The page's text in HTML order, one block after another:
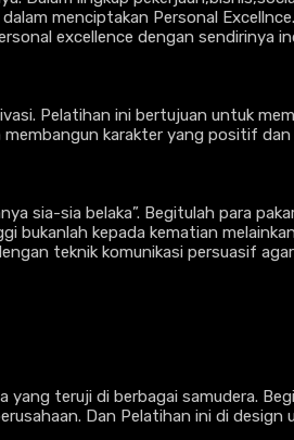
menciptakan Personal
excellence dengan sendirinya
Pelatihan ini bertujuan untuk
karakter yang positif
sia-sia belaka”. Begitulah para
kepada kematian
teknik komunikasi persuasif
teruji di berbagai samudera.
Dan Pelatihan ini di design